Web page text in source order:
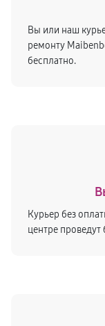
Вы или наш
ремонту
бесплатно.
Курьер без
центре